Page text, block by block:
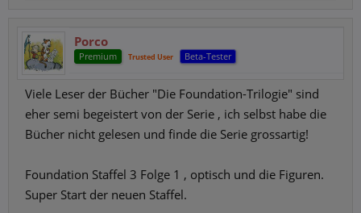
Porco
Premium Trusted User Beta-Tester
Viele Leser der Bücher "Die Foundation-Trilogie" sind
eher semi begeistert von der Serie , ich selbst habe die
Bücher nicht gelesen und finde die Serie grossartig!
Foundation Staffel 3 Folge 1 , optisch und die Figuren.
Super Start der neuen Staffel.